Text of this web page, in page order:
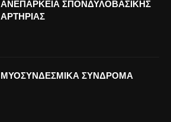
ΑΝΕΠΑΡΚΕΙΑ ΣΠΟΝΔΥΛΟΒΑΣΙΚΗΣ
ΑΡΤΗΡΙΑΣ
ΜΥΟΣΥΝΔΕΣΜΙΚΑ ΣΥΝΔΡΟΜΑ